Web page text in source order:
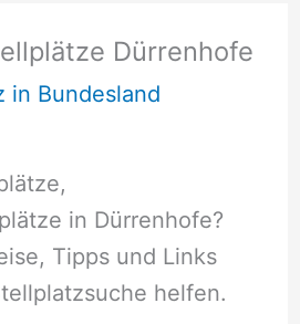
Dürrenhofe
in Bundesland
in Dürrenhofe?
Tipps und Links
helfen.